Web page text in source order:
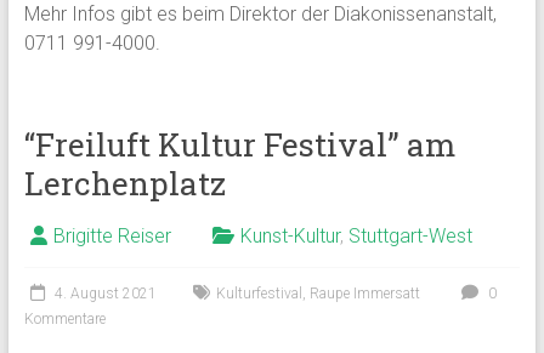
Mehr Infos gibt es beim Direktor der Diakonissenanstalt,
0711 991-4000.
“Freiluft Kultur Festival” am
Lerchenplatz
Brigitte Reiser Kunst-Kultur, Stuttgart-West
4. August 2021 Kulturfestival , Raupe Immersatt
0
Kommentare